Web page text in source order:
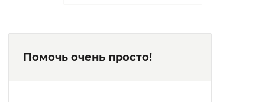
Все оснащено современным
Помочь очень просто!